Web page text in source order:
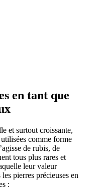
en tant que
et surtout croissante,
comme forme
de rubis, de
tous plus rares et
leur valeur
pierres précieuses en
: